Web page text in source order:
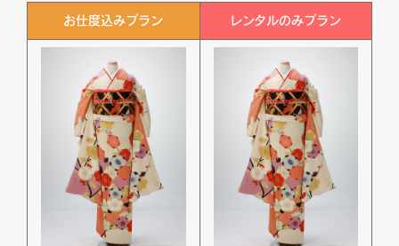
お仕度込みプラン レンタルのみプラン